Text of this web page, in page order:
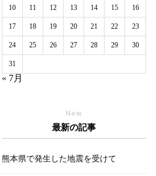
10 11 12 13 14 15 16
17 18 19 20 21 22 23
24 25 26 27 28 29 30
31
« 7月
New
最新の記事
熊本県で発生した地震を受けて